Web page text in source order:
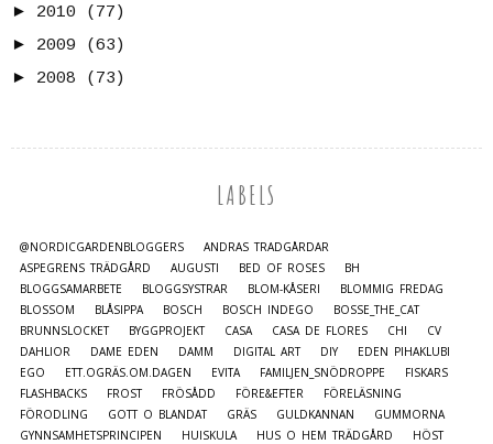
► 2010
(77)
► 2009
(63)
► 2008 (73)
LABELS
@NORDICGARDENBLOGGERS
ANDRAS TRÄDGÅRDAR
ASPEGRENS TRÄDGÅRD
AUGUSTI BED OF ROSES
BH
BLOGGSAMARBETE
BLOGGSYSTRAR BLOM-KÅSERI
BLOMMIG FREDAG
BLOSSOM
BLÅSIPPA BOSCH BOSCH INDEGO
BOSSE_THE_CAT
BRUNNSLOCKET
BYGGPROJEKT CASA CASA DE FLORES CHI
CV
DAHLIOR
DAME EDEN DAMM DIGITAL ART DIY
EDEN PIHAKLUBI
EGO
ETT.OGRÄS.OM.DAGEN EVITA FAMILJEN_SNÖDROPPE
FISKARS
FLASHBACKS
FROST FRÖSÅDD FÖRE&EFTER
FÖRELÄSNING
FÖRODLING
GOTT O BLANDAT GRÄS GULDKANNAN
GUMMORNA
GYNNSAMHETSPRINCIPEN
HUISKULA HUS O HEM TRÄDGÅRD
HÖST